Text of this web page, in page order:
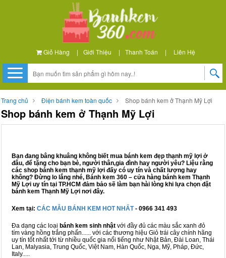
Giỏ Hàng | Giới Thiệu | Thanh Toán | Liên Hệ
Trang chủ Điện bánh kem toàn quốc Shop bánh kem ở Thạnh Mỹ Lợi
Shop bánh kem ở Thạnh Mỹ Lợi
Bạn đang bâng khuâng không biết mua bánh kem đẹp thạnh mỹ lợi ở
đâu, để tặng cho bạn bè, người thân,gia đình hay người yêu? Liệu rằng
các shop bánh kem thạnh mỹ lợi đấy có uy tín và chất lượng hay
không? Đừng lo lắng nhé, Bánh kem 360 – cửa hàng bánh kem Thạnh
Mỹ Lợi uy tín tại TP.HCM đảm bảo sẽ làm bạn hài lòng khi lựa chọn đặt
bánh kem Thạnh Mỹ Lợi nơi đây.
Xem tại: CÁC MẪU BÁNH KEM HOT NHẤT- 0966 341 493
Đa dạng các loại bánh kem sinh nhật với đầy đủ các màu sắc xanh đỏ
tím vàng hồng trắng phấn...... với các thương hiệu Giỏ trái cây chính hãng
uy tín tốt nhất tới từ nhiều quốc gia nổi tiếng như Nhật Bản, Đài Loan, Thái
Lan, Malyasia, Trung Quốc, Việt Nam, Hàn Quốc, Nga, Mỹ, Pháp, Đức,
Italy.....